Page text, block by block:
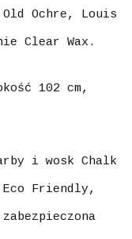
Ochre, Louis
Clear Wax.
102 cm,
i wosk Chalk
Friendly,